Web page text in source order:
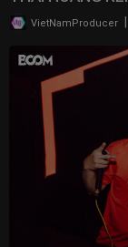
VietNamProducer